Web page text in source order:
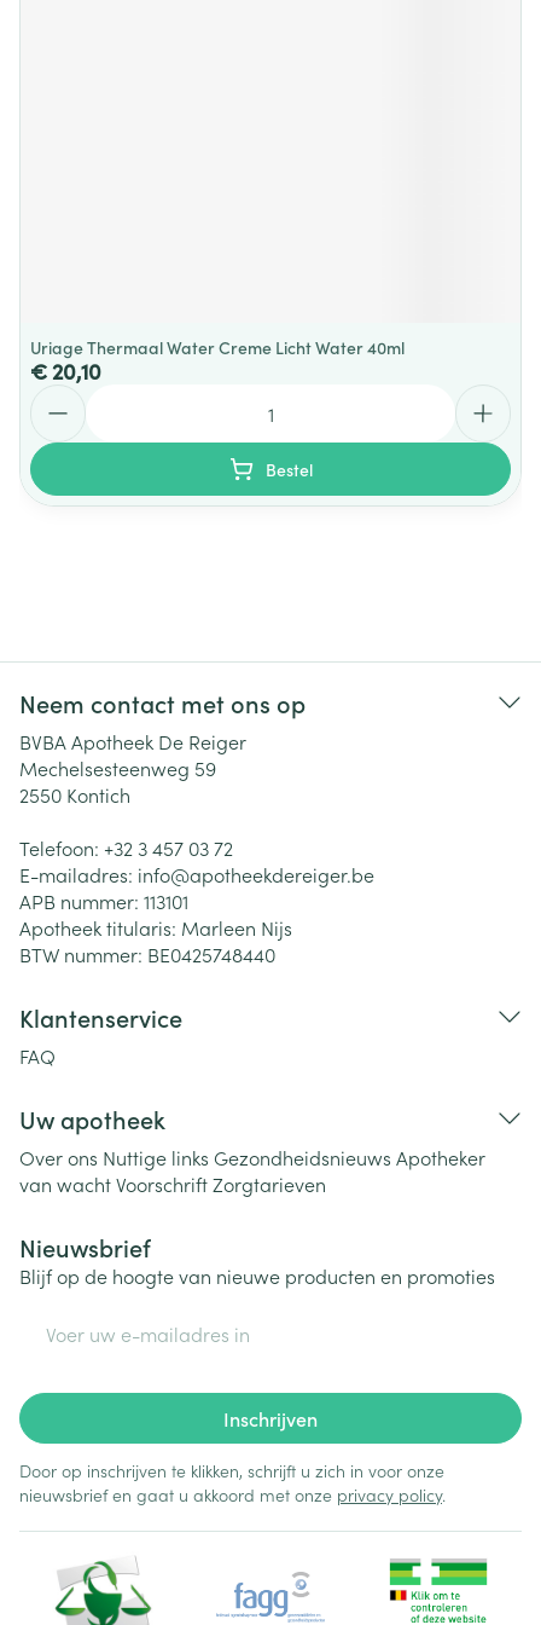
Uriage Thermaal Water Creme Licht Water 40ml
€ 20,10
Bestel
Neem contact met ons op
BVBA Apotheek De Reiger
Mechelsesteenweg 59
2550 Kontich
Telefoon: +32 3 457 03 72
E-mailadres: info@apotheekdereiger.be
APB nummer: 113101
Apotheek titularis: Marleen Nijs
BTW nummer: BE0425748440
Klantenservice
FAQ
Uw apotheek
Over ons Nuttige links Gezondheidsnieuws Apotheker
van wachtVoorschriftZorgtarieven
Nieuwsbrief
Blijf op de hoogte van nieuwe producten en promoties
Inschrijven
Door op inschrijven te klikken, schrijft u zich in voor onze
nieuwsbrief en gaat u akkoord met onze privacy policy.